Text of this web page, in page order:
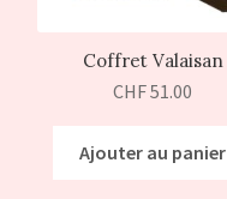
Coffret Valaisan
CHF51.00
Ajouter au panier